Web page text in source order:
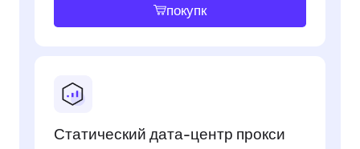
покупк
Статический дата-центр прокси